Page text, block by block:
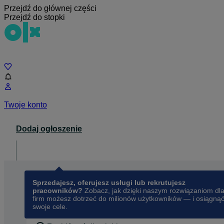
Przejdź do głównej części
Przejdź do stopki
Twoje konto
Dodaj ogłoszenie
Sprzedajesz, oferujesz usługi lub rekrutujesz
pracowników? Zobacz, jak dzięki naszym rozwiązaniom dla
firm możesz dotrzeć do milionów użytkowników — i osiągnąć
swoje cele.